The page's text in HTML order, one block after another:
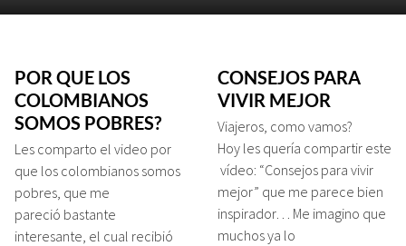
POR QUE LOS
COLOMBIANOS
SOMOS POBRES?
Les comparto el video por
que los colombianos somos
pobres, que me
pareció bastante
interesante, el cual recibió
CONSEJOS PARA
VIVIR MEJOR
Viajeros, como vamos?
Hoy les quería compartir este
vídeo: “Consejos para vivir
mejor” que me parece bien
inspirador… Me imagino que
muchos ya lo